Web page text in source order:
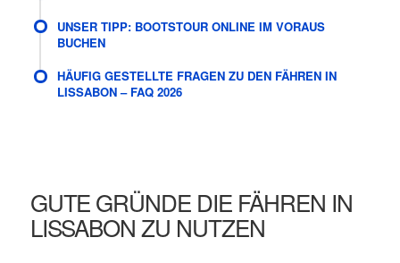
UNSER TIPP: BOOTSTOUR ONLINE IM VORAUS
BUCHEN
HÄUFIG GESTELLTE FRAGEN ZU DEN FÄHREN IN
LISSABON – FAQ 2026
GUTE GRÜNDE DIE FÄHREN IN
LISSABON ZU NUTZEN